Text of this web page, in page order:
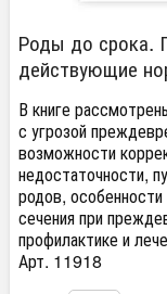
Роды до срока.
действующие
В книге
с угрозой
возможности
недостаточности,
родов, особенности
сечения при
профилактике и
Арт. 11918